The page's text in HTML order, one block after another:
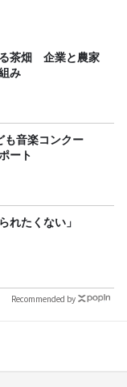
茶畑 企業と農家
み
も音楽コンクー
ート
れたくない」
Recommended by